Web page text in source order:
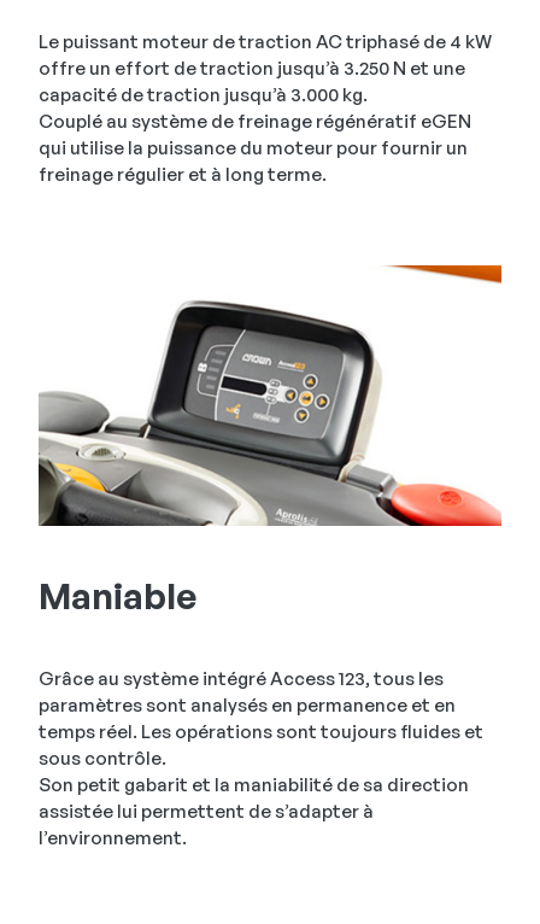
Le puissant moteur de traction AC triphasé de 4 kW
offre un effort de traction jusqu’à 3.250 N et une
capacité de traction jusqu’à 3.000 kg.
Couplé au système de freinage régénératif eGEN
qui utilise la puissance du moteur pour fournir un
freinage régulier et à long terme.
Maniable
Grâce au système intégré Access 123, tous les
paramètres sont analysés en permanence et en
temps réel. Les opérations sont toujours fluides et
sous contrôle.
Son petit gabarit et la maniabilité de sa direction
assistée lui permettent de s’adapter à
l’environnement.